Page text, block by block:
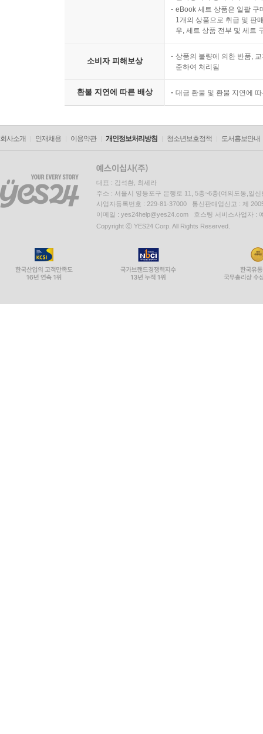
eBook 세트 상품은 일괄 구
1개의 상품으로 취급 및 판
우, 세트 상품 전부 및 세트
소비자 피해보상
상품의 불량에 의한 반품,
준하여 처리됨
환불 지연에 따른 배상 대금 환불 및 환불 지연에
회사소개 인재채용 이용약관 개인정보처리방침 청소년보호정책 도서홍보안내
대표 : 김석환, 최세라
주소 : 서울시 영등포구 은행로 11, 5층~6층(여의도동,일신
사업자등록번호 : 229-81-37000 통신판매업신고 : 제
이메일 : yes24help@yes24.com 호스팅 서비스사업자 :
Copyright ⓒ YES24 Corp. All Rights Reserved.